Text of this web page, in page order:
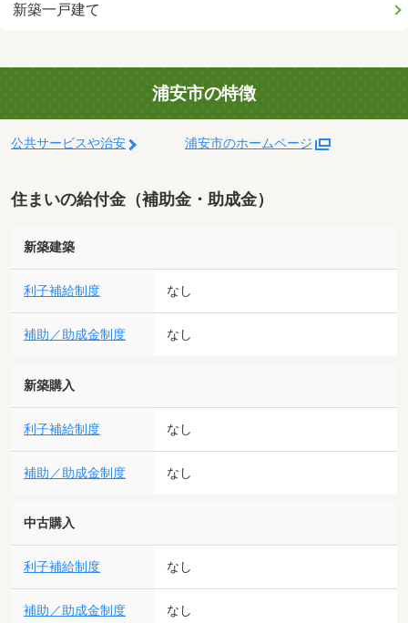
新築一戸建て
浦安市の特徴
公共サービスや治安 浦安市のホームページ
住まいの給付金（補助金・助成金）
新築建築
利子補給制度 なし
補助／助成金制度 なし
新築購入
利子補給制度 なし
補助／助成金制度 なし
中古購入
利子補給制度 なし
補助／助成金制度 なし